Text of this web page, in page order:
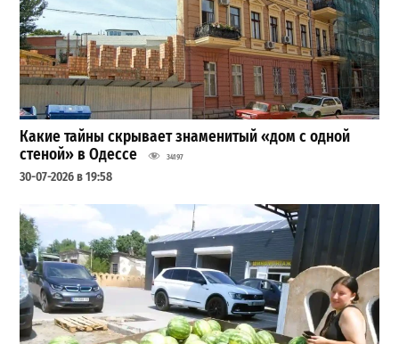
Какие тайны скрывает знаменитый «дом с одной
стеной» в Одессе
34197
30-07-2026 в 19:58